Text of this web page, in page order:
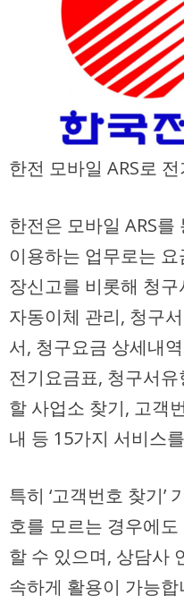
한전 모바일 ARS로
한전은 모바일 ARS
이용하는 업무로는
장신고를 비롯해 청
자동이체 관리, 청구
서, 청구요금 상세내
전기요금표, 청구서
할 사업소 찾기, 고객
내 등 15가지 서비스
특히 ‘고객번호 찾기’
호를 모르는 경우에
할 수 있으며, 상담사
속하게 활용이 가능합